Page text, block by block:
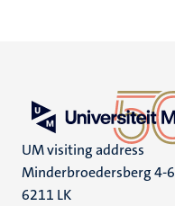
UM visiting address
Minderbroedersberg 4-6
6211 LK